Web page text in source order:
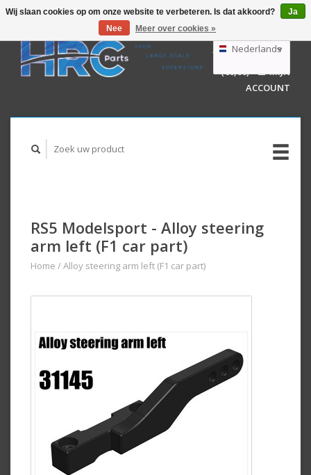
GBP
AUD
Nederlands
Deutsch
English
WINKELWAGEN
(€0,00)
MIJN
ACCOUNT
RS5 Modelsport - Alloy steering
arm left (F1 car part)
Home /Alloy steering arm left (F1 car part)
Wij slaan cookies op om onze website te verbeteren. Is dat akkoord?
Ja
Nee
Meer over cookies »